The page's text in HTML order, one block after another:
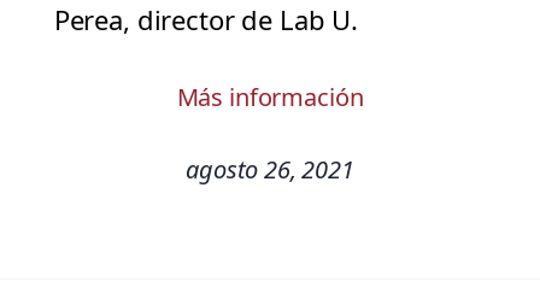
Perea, director de Lab U.
Más información
agosto 26, 2021